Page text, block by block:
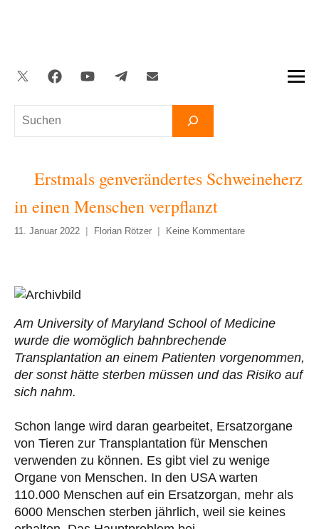
Suchen
Twitter FacebookYouTubeTelegramNewsletter
Erstmals genverändertes Schweineherz
in einen Menschen verpflanzt
11. Januar 2022 Florian Rötzer Keine Kommentare
Am University of Maryland School of Medicine
wurde die womöglich bahnbrechende
Transplantation an einem Patienten vorgenommen,
der sonst hätte sterben müssen und das Risiko auf
sich nahm.
Schon lange wird daran gearbeitet, Ersatzorgane
von Tieren zur Transplantation für Menschen
verwenden zu können. Es gibt viel zu wenige
Organe von Menschen. In den USA warten
110.000 Menschen auf ein Ersatzorgan, mehr als
6000 Menschen sterben jährlich, weil sie keines